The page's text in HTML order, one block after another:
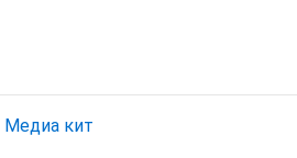
Медиа кит